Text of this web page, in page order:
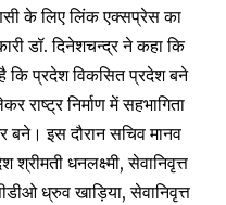
के लिए लिंक एक्सप्रेस का
डॉ. दिनेशचन्द्र ने कहा कि
कि प्रदेश विकसित प्रदेश बने
राष्ट्र निर्माण में सहभागिता
बने। इस दौरान सचिव मानव
धनलक्ष्मी, सेवानिवृत्त
ध्रुव खाड़िया, सेवानिवृत्त